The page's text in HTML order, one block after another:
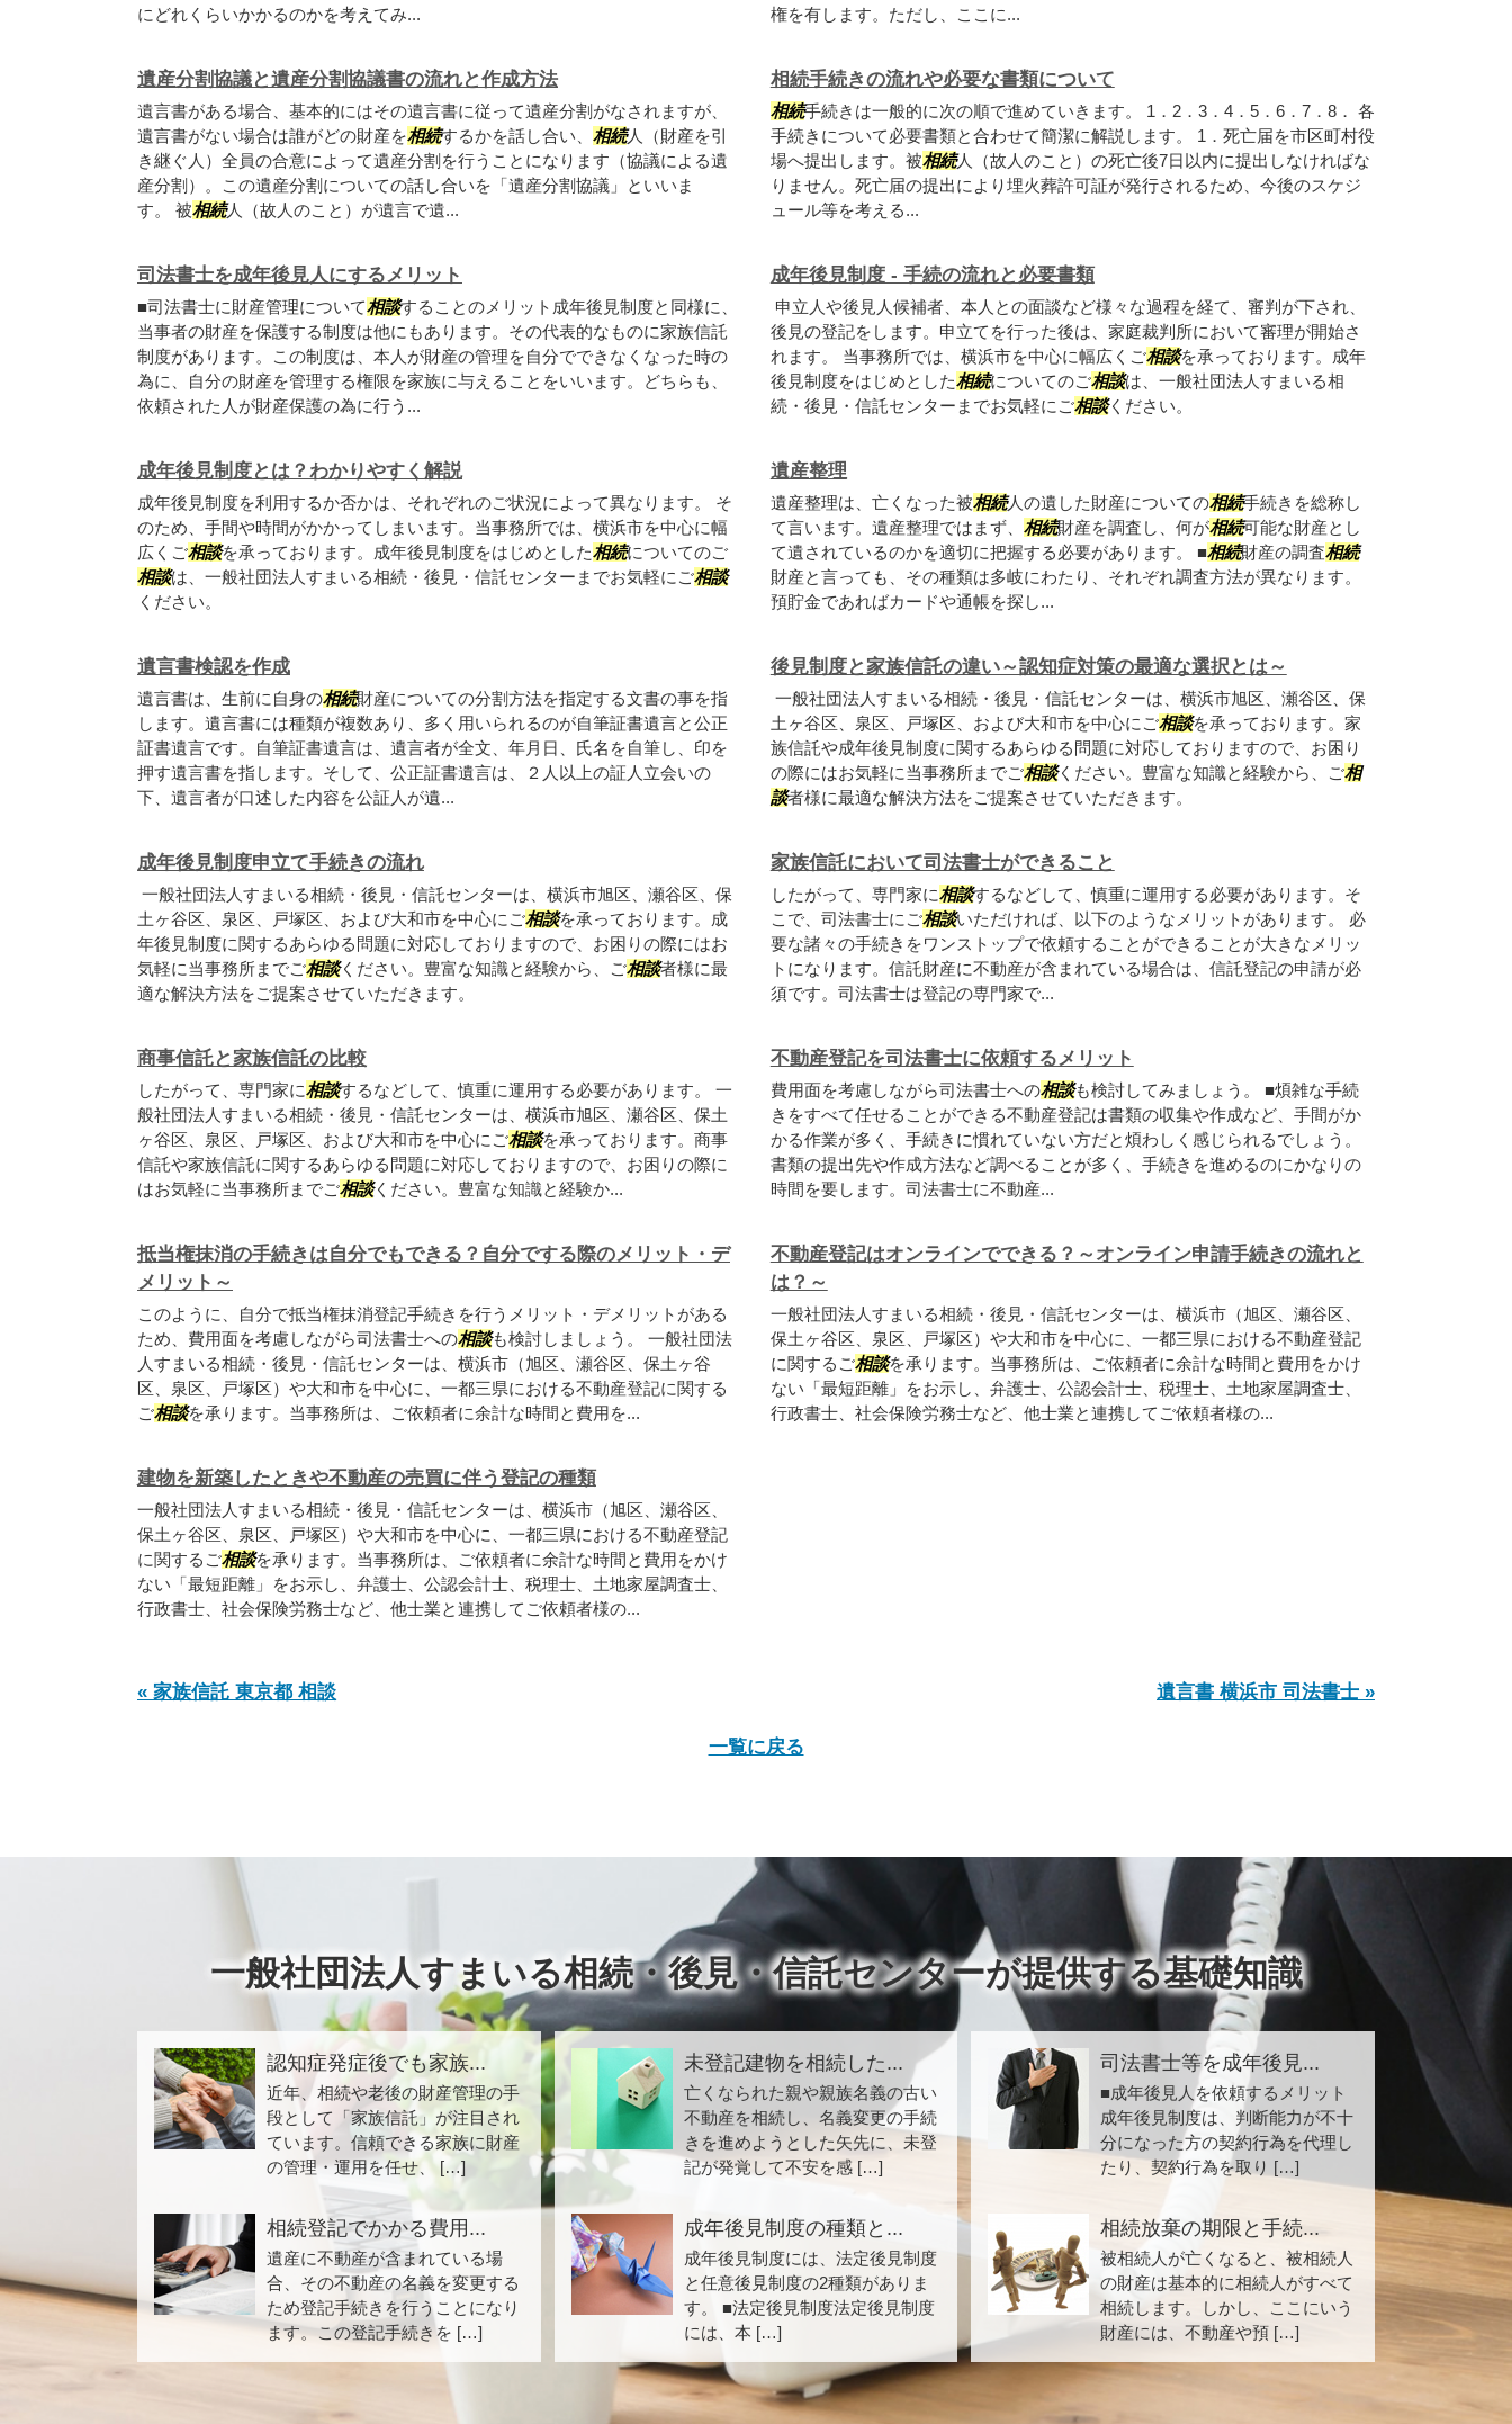
にどれくらいかかるのかを考えてみ...
権を有します。ただし、ここに...
遺産分割協議と遺産分割協議書の流れと作成方法
遺言書がある場合、基本的にはその遺言書に従って遺産分割がなされますが、
遺言書がない場合は誰がどの財産を相続するかを話し合い、 相続人（財産を引
き継ぐ人）全員の合意によって遺産分割を行うことになります（協議による遺
産分割）。この遺産分割についての話し合いを「遺産分割協議」といいま
す。 被相続人（故人のこと）が遺言で遺...
相続手続きの流れや必要な書類について
相続手続きは一般的に次の順で進めていきます。 1．2．3．4．5．6．7．8． 各
手続きについて必要書類と合わせて簡潔に解説します。 1．死亡届を市区町村役
場へ提出します。被相続人（故人のこと）の死亡後7日以内に提出しなければな
りません。死亡届の提出により埋火葬許可証が発行されるため、今後のスケジ
ュール等を考える...
司法書士を成年後見人にするメリット
■司法書士に財産管理について相談することのメリット成年後見制度と同様に、
当事者の財産を保護する制度は他にもあります。その代表的なものに家族信託
制度があります。この制度は、本人が財産の管理を自分でできなくなった時の
為に、自分の財産を管理する権限を家族に与えることをいいます。どちらも、
依頼された人が財産保護の為に行う...
成年後見制度 - 手続の流れと必要書類
申立人や後見人候補者、本人との面談など様々な過程を経て、審判が下され、
後見の登記をします。申立てを行った後は、家庭裁判所において審理が開始さ
れます。 当事務所では、横浜市を中心に幅広くご相談を承っております。成年
後見制度をはじめとした相続についてのご相談は、一般社団法人すまいる相
続・後見・信託センターまでお気軽にご相談ください。
成年後見制度とは？わかりやすく解説
成年後見制度を利用するか否かは、それぞれのご状況によって異なります。 そ
のため、手間や時間がかかってしまいます。当事務所では、横浜市を中心に幅
広くご相談を承っております。成年後見制度をはじめとした相続についてのご
相談は、一般社団法人すまいる相続・後見・信託センターまでお気軽にご相談
ください。
遺産整理
遺産整理は、亡くなった被相続人の遺した財産についての相続手続きを総称し
て言います。遺産整理ではまず、 相続財産を調査し、何が相続可能な財産とし
て遺されているのかを適切に把握する必要があります。 ■相続財産の調査相続
財産と言っても、その種類は多岐にわたり、それぞれ調査方法が異なります。
預貯金であればカードや通帳を探し...
遺言書検認を作成
遺言書は、生前に自身の相続財産についての分割方法を指定する文書の事を指
します。遺言書には種類が複数あり、多く用いられるのが自筆証書遺言と公正
証書遺言です。自筆証書遺言は、遺言者が全文、年月日、氏名を自筆し、印を
押す遺言書を指します。そして、公正証書遺言は、２人以上の証人立会いの
下、遺言者が口述した内容を公証人が遺...
後見制度と家族信託の違い～認知症対策の最適な選択とは～
一般社団法人すまいる相続・後見・信託センターは、横浜市旭区、瀬谷区、保
土ヶ谷区、泉区、戸塚区、および大和市を中心にご相談を承っております。家
族信託や成年後見制度に関するあらゆる問題に対応しておりますので、お困り
の際にはお気軽に当事務所までご相談ください。豊富な知識と経験から、ご相
談者様に最適な解決方法をご提案させていただきます。
成年後見制度申立て手続きの流れ
一般社団法人すまいる相続・後見・信託センターは、横浜市旭区、瀬谷区、保
土ヶ谷区、泉区、戸塚区、および大和市を中心にご相談を承っております。成
年後見制度に関するあらゆる問題に対応しておりますので、お困りの際にはお
気軽に当事務所までご相談ください。豊富な知識と経験から、ご相談者様に最
適な解決方法をご提案させていただきます。
家族信託において司法書士ができること
したがって、専門家に相談するなどして、慎重に運用する必要があります。そ
こで、司法書士にご相談いただければ、以下のようなメリットがあります。 必
要な諸々の手続きをワンストップで依頼することができることが大きなメリッ
トになります。信託財産に不動産が含まれている場合は、信託登記の申請が必
須です。司法書士は登記の専門家で...
商事信託と家族信託の比較
したがって、専門家に相談するなどして、慎重に運用する必要があります。 一
般社団法人すまいる相続・後見・信託センターは、横浜市旭区、瀬谷区、保土
ヶ谷区、泉区、戸塚区、および大和市を中心にご相談を承っております。商事
信託や家族信託に関するあらゆる問題に対応しておりますので、お困りの際に
はお気軽に当事務所までご相談ください。豊富な知識と経験か...
不動産登記を司法書士に依頼するメリット
費用面を考慮しながら司法書士への相談も検討してみましょう。 ■煩雑な手続
きをすべて任せることができる不動産登記は書類の収集や作成など、手間がか
かる作業が多く、手続きに慣れていない方だと煩わしく感じられるでしょう。
書類の提出先や作成方法など調べることが多く、手続きを進めるのにかなりの
時間を要します。司法書士に不動産...
抵当権抹消の手続きは自分でもできる？自分でする際のメリット・デ
メリット～
このように、自分で抵当権抹消登記手続きを行うメリット・デメリットがある
ため、費用面を考慮しながら司法書士への相談も検討しましょう。 一般社団法
人すまいる相続・後見・信託センターは、横浜市（旭区、瀬谷区、保土ヶ谷
区、泉区、戸塚区）や大和市を中心に、一都三県における不動産登記に関する
ご相談を承ります。当事務所は、ご依頼者に余計な時間と費用を...
不動産登記はオンラインでできる？～オンライン申請手続きの流れと
は？～
一般社団法人すまいる相続・後見・信託センターは、横浜市（旭区、瀬谷区、
保土ヶ谷区、泉区、戸塚区）や大和市を中心に、一都三県における不動産登記
に関するご相談を承ります。当事務所は、ご依頼者に余計な時間と費用をかけ
ない「最短距離」をお示し、弁護士、公認会計士、税理士、土地家屋調査士、
行政書士、社会保険労務士など、他士業と連携してご依頼者様の...
建物を新築したときや不動産の売買に伴う登記の種類
一般社団法人すまいる相続・後見・信託センターは、横浜市（旭区、瀬谷区、
保土ヶ谷区、泉区、戸塚区）や大和市を中心に、一都三県における不動産登記
に関するご相談を承ります。当事務所は、ご依頼者に余計な時間と費用をかけ
ない「最短距離」をお示し、弁護士、公認会計士、税理士、土地家屋調査士、
行政書士、社会保険労務士など、他士業と連携してご依頼者様の...
« 家族信託 東京都 相談 遺言書 横浜市 司法書士 »
一覧に戻る
一般社団法人すまいる相続・後見・信託センターが提供する基礎知識
認知症発症後でも家族...
近年、相続や老後の財産管理の手
段として「家族信託」が注目され
ています。信頼できる家族に財産
の管理・運用を任せ、 […]
未登記建物を相続した...
亡くなられた親や親族名義の古い
不動産を相続し、名義変更の手続
きを進めようとした矢先に、未登
記が発覚して不安を感 […]
司法書士等を成年後見...
■成年後見人を依頼するメリット
成年後見制度は、判断能力が不十
分になった方の契約行為を代理し
たり、契約行為を取り […]
相続登記でかかる費用...
遺産に不動産が含まれている場
合、その不動産の名義を変更する
ため登記手続きを行うことになり
ます。この登記手続きを […]
成年後見制度の種類と...
成年後見制度には、法定後見制度
と任意後見制度の2種類がありま
す。 ■法定後見制度法定後見制度
には、本 […]
相続放棄の期限と手続...
被相続人が亡くなると、被相続人
の財産は基本的に相続人がすべて
相続します。しかし、ここにいう
財産には、不動産や預 […]